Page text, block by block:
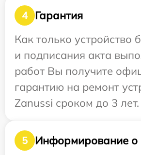
4
Гарантия
Как только устройство
и подписания акта
работ Вы получите
гарантию на ремонт
Zanussi сроком до 3 лет.
5
Информирование о